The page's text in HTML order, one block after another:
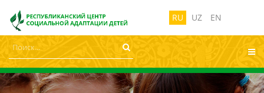
Вкл Изображения:Выкл
RU UZ EN